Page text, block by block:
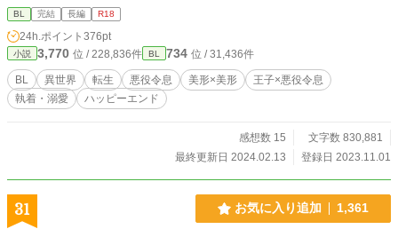
※マークを付けました。こちらのマークがある場合は必ず読む前のご注意をお読
みください。 ※小説家になろうさんでも公開しております。 ※小説家になろう
さんにてこちらの作品のTwitterまとめが置いてあります。(Twitterまとめは量が
多いのでこちらでは公開しません)
BL 完結 長編 R18
24h.ポイント 376pt
小説 3,770 位 / 228,836件 BL 734 位 / 31,436件
BL 異世界 転生 悪役令息 美形×美形
王子×悪役令息
執着・溺愛
ハッピーエンド
感想数 15
文字数 830,881
最終更新日 2024.02.13
登録日 2023.11.01
31 お気に入り追加 1,361